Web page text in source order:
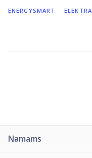
ENERGYSMART ELEKTRA
Namams